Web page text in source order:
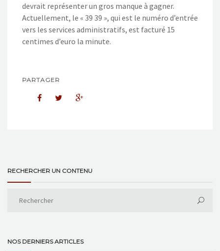
devrait représenter un gros manque à gagner.
Actuellement, le « 39 39 », qui est le numéro d’entrée
vers les services administratifs, est facturé 15
centimes d’euro la minute.
PARTAGER
RECHERCHER UN CONTENU
NOS DERNIERS ARTICLES